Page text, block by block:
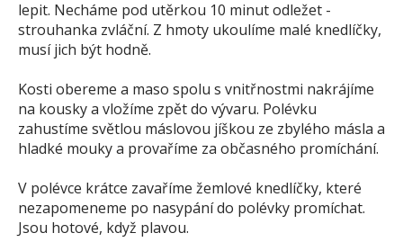
lepit. Necháme pod utěrkou 10 minut odležet -
strouhanka zvláční. Z hmoty ukoulíme malé knedlíčky,
musí jich být hodně.
Kosti obereme a maso spolu s vnitřnostmi nakrájíme
na kousky a vložíme zpět do vývaru. Polévku
zahustíme světlou máslovou jíškou ze zbylého másla a
hladké mouky a provaříme za občasného promíchání.
V polévce krátce zavaříme žemlové knedlíčky, které
nezapomeneme po nasypání do polévky promíchat.
Jsou hotové, když plavou.